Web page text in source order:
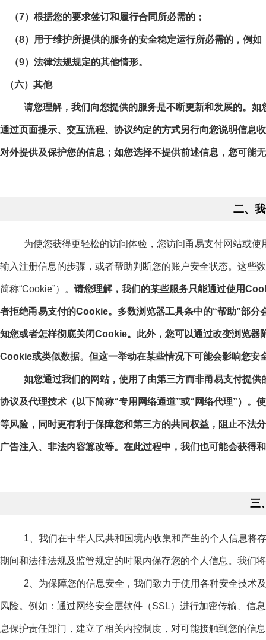
（7）根据您的要求签订和履行合同所必需的；
（8）用于维护所提供的服务的安全稳定运行所必需的，例
（9）法律法规规定的其他情形。
（六）其他
请您理解，我们向您提供的服务是不断更新和发展的。如
通过页面提示、交互流程、协议约定的方式另行向您说明信息
对外提供及保护您的信息；如您选择不提供前述信息，您可能
二、
为使您获得更轻松的访问体验，您访问甬易支付网站或使
输入注册信息的步骤，或者帮助判断您的账户安全状态。这些
简称“Cookie”）。 请您理解，我们的某些服务只能通过使用
者拒绝甬易支付的Cookie。多数浏览器工具条中的“帮助”部
知您或者怎样彻底关闭Cookie。此外，您可以通过改变浏览
Cookie或类似数据。但这一举动在某些情况下可能会影响您安
如您通过我们的网站，使用了由第三方而非甬易支付提
协议及代理技术（以下简称“专用网络通道”或“网络代理”）。
等风险，同时更有利于保障您和第三方的共同权益，阻止不法
广告注入、非法内容篡改等。在此过程中，我们也可能会获得
三
1、我们在中华人民共和国境内收集和产生的个人信息将存
期间和法律法规及监管规定的时限内保存您的个人信息。我们
2、为保障您的信息安全，我们致力于使用各种安全技术及
风险。例如：通过网络安全层软件（SSL）进行加密传输、信
息保护责任部门，建立了相关内控制度，对可能接触到您的信